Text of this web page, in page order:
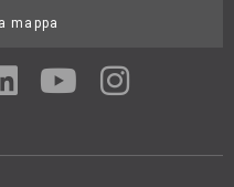
mappa